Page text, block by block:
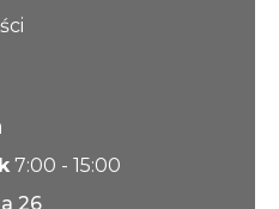
7:00 - 15:00
26